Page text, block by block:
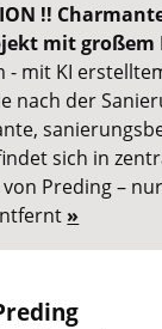
!!
mit großem
- mit KI
nach der
sich in
Preding –
»